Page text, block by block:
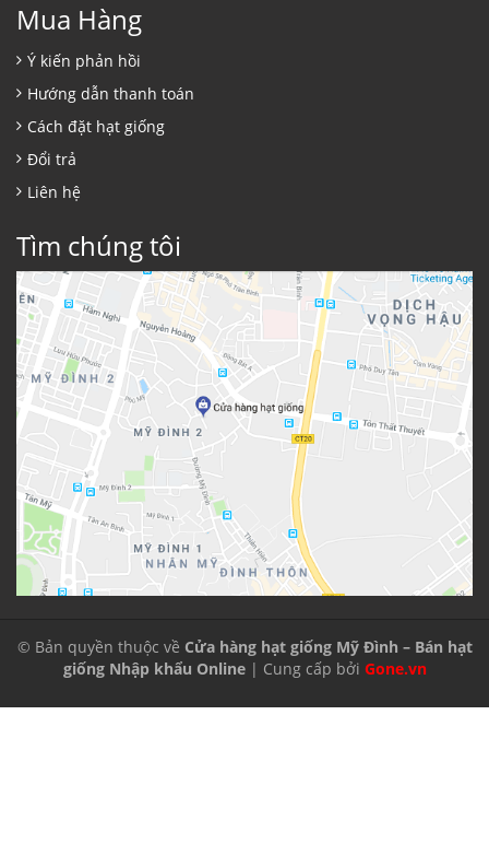
Mua Hàng
Ý kiến phản hồi
Hướng dẫn thanh toán
Cách đặt hạt giống
Đổi trả
Liên hệ
Tìm chúng tôi
© Bản quyền thuộc về Cửa hàng hạt giống Mỹ Đình – Bán hạt
giống Nhập khẩu Online| Cung cấp bởi Gone.vn